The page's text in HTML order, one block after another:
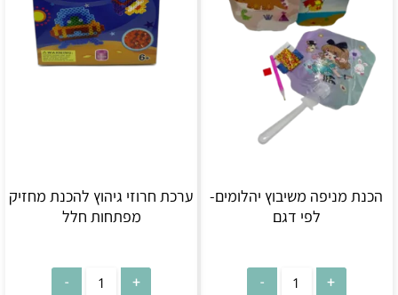
הכנת מניפה משיבוץ יהלומים-
לפי דגם
ערכת חרוזי גיהוץ להכנת מחזיק
מפתחות חלל